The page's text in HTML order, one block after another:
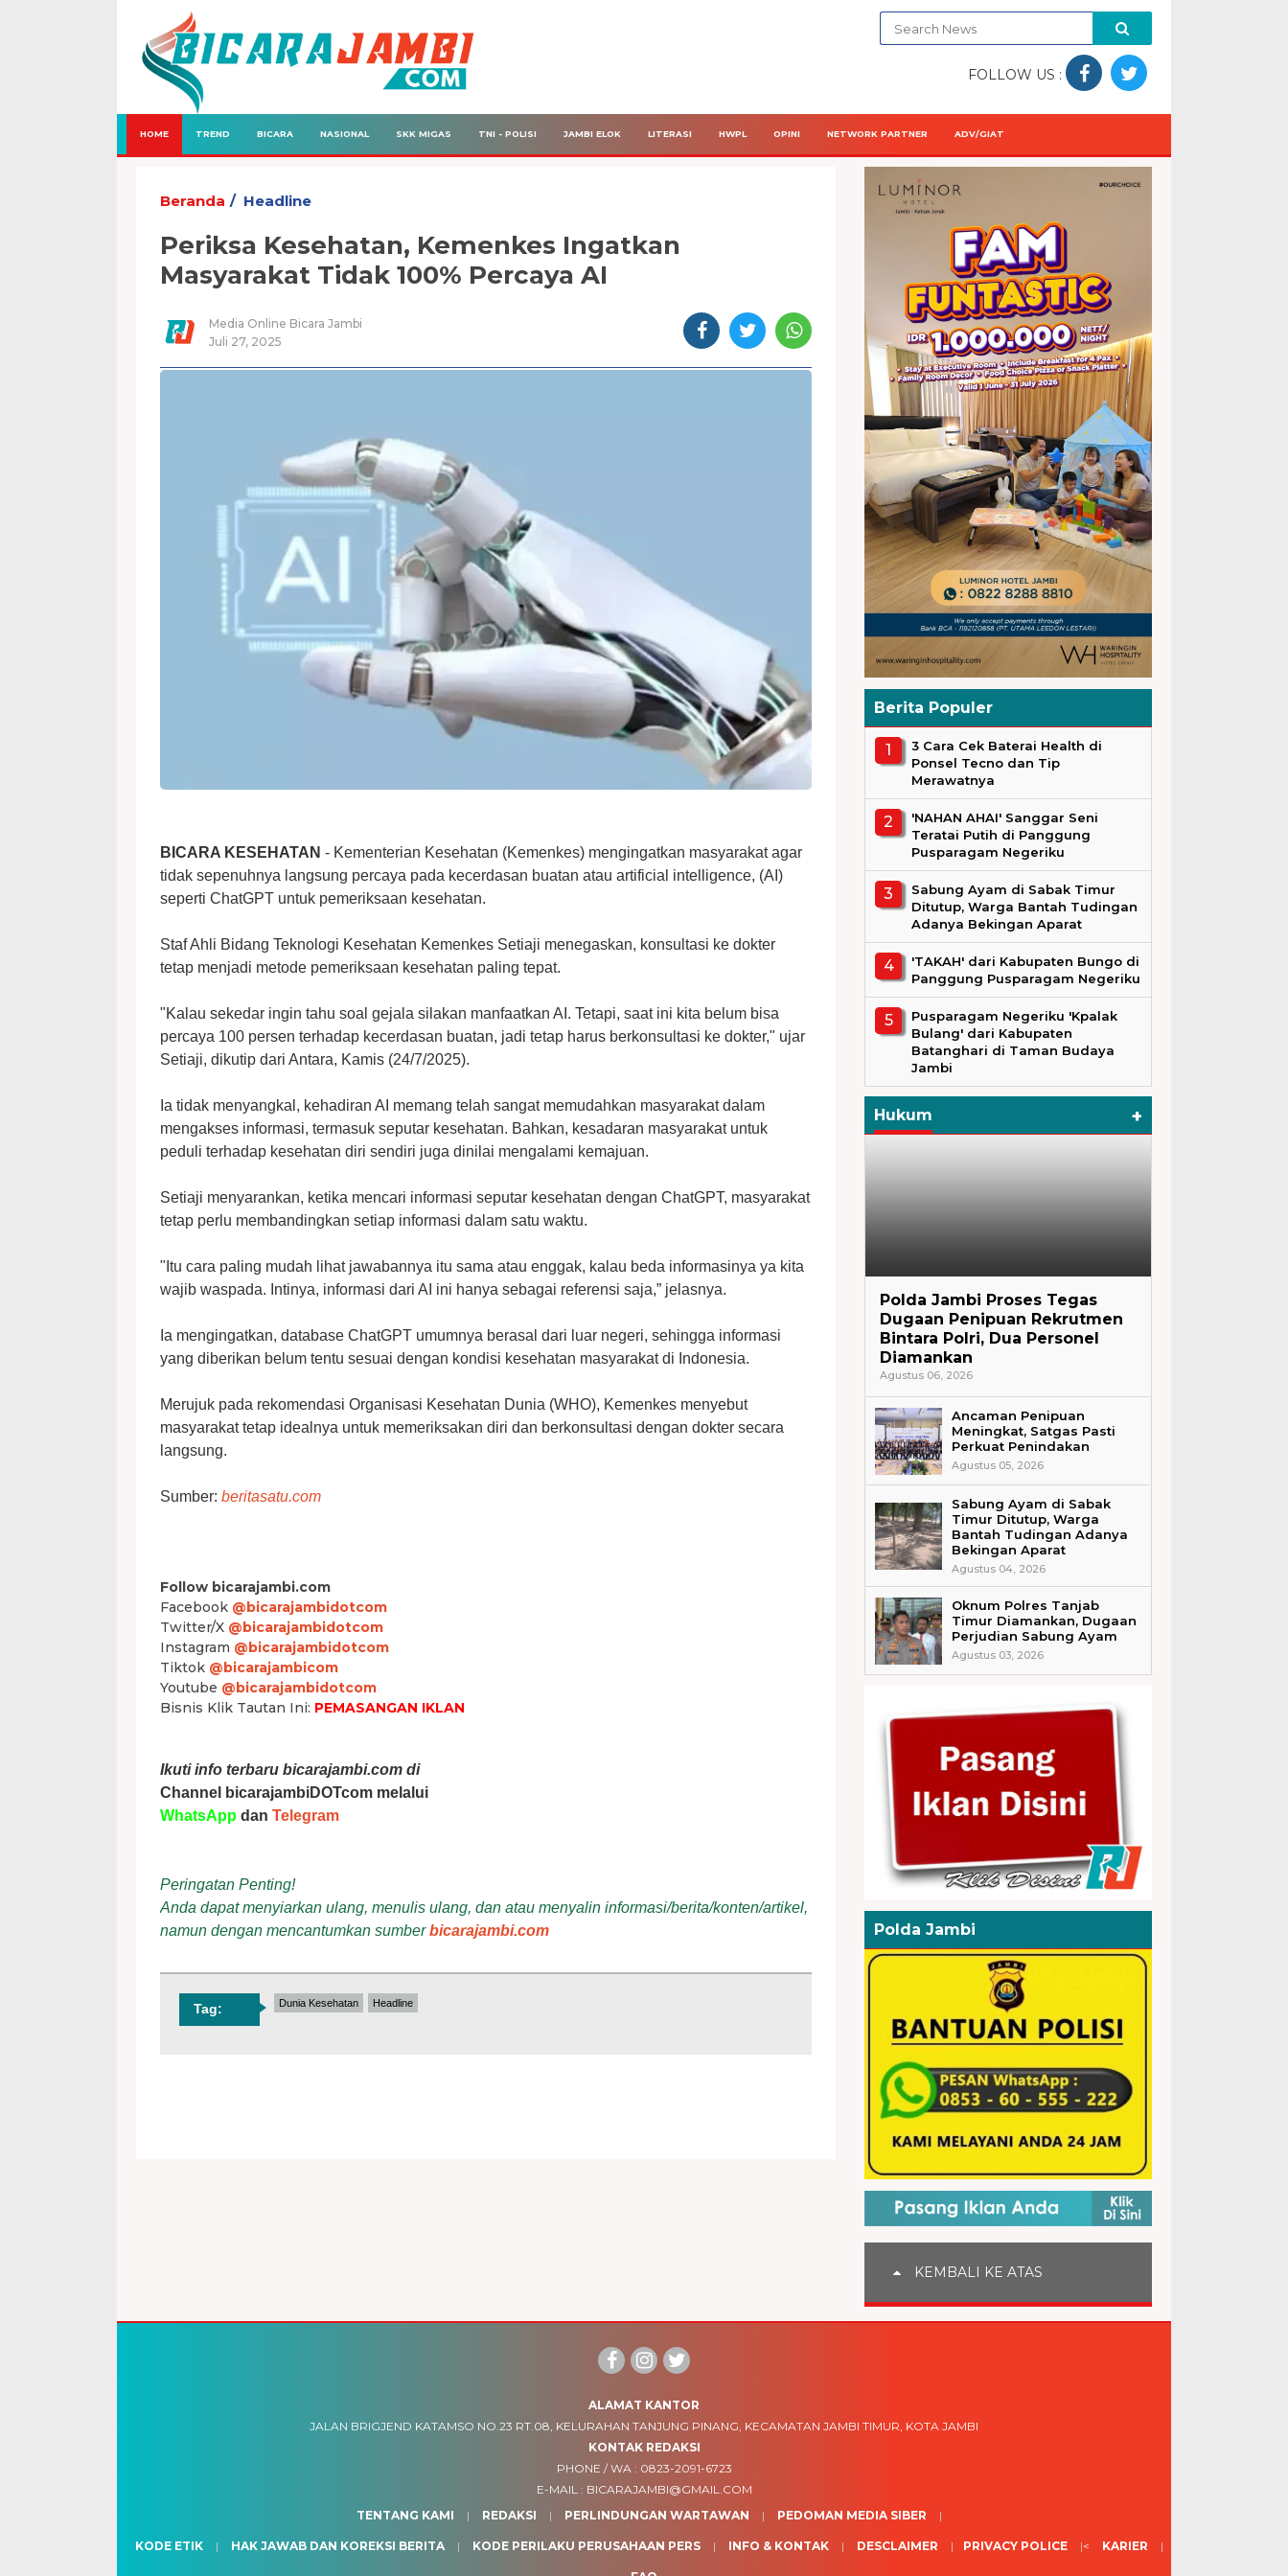
FOLLOW US :
HOME TREND BICARA NASIONAL SKK MIGAS TNI - POLISI JAMBI ELOK LITERASI HWPL OPINI NETWORK PARTNER ADV/GIAT
Beranda Headline
Periksa Kesehatan, Kemenkes Ingatkan
Masyarakat Tidak 100% Percaya AI
Media Online Bicara Jambi
Juli 27, 2025
BICARA KESEHATAN - Kementerian Kesehatan (Kemenkes) mengingatkan masyarakat agar
tidak sepenuhnya langsung percaya pada kecerdasan buatan atau artificial intelligence, (AI)
seperti ChatGPT untuk pemeriksaan kesehatan.
Staf Ahli Bidang Teknologi Kesehatan Kemenkes Setiaji menegaskan, konsultasi ke dokter
tetap menjadi metode pemeriksaan kesehatan paling tepat.
"Kalau sekedar ingin tahu soal gejala silakan manfaatkan AI. Tetapi, saat ini kita belum bisa
percaya 100 persen terhadap kecerdasan buatan, jadi tetap harus berkonsultasi ke dokter," ujar
Setiaji, dikutip dari Antara, Kamis (24/7/2025).
Ia tidak menyangkal, kehadiran AI memang telah sangat memudahkan masyarakat dalam
mengakses informasi, termasuk seputar kesehatan. Bahkan, kesadaran masyarakat untuk
peduli terhadap kesehatan diri sendiri juga dinilai mengalami kemajuan.
Setiaji menyarankan, ketika mencari informasi seputar kesehatan dengan ChatGPT, masyarakat
tetap perlu membandingkan setiap informasi dalam satu waktu.
"Itu cara paling mudah lihat jawabannya itu sama atau enggak, kalau beda informasinya ya kita
wajib waspada. Intinya, informasi dari AI ini hanya sebagai referensi saja,” jelasnya.
Ia mengingatkan, database ChatGPT umumnya berasal dari luar negeri, sehingga informasi
yang diberikan belum tentu sesuai dengan kondisi kesehatan masyarakat di Indonesia.
Merujuk pada rekomendasi Organisasi Kesehatan Dunia (WHO), Kemenkes menyebut
masyarakat tetap idealnya untuk memeriksakan diri dan berkonsultasi dengan dokter secara
langsung.
Sumber: beritasatu.com
Follow bicarajambi.com
Facebook @bicarajambidotcom
Twitter/X @bicarajambidotcom
Instagram @bicarajambidotcom
Tiktok @bicarajambicom
Youtube @bicarajambidotcom
Bisnis Klik Tautan Ini: PEMASANGAN IKLAN
Ikuti info terbaru bicarajambi.com di
Channel bicarajambiDOTcom melalui
WhatsApp dan Telegram
Peringatan Penting!
Anda dapat menyiarkan ulang, menulis ulang, dan atau menyalin informasi/berita/konten/artikel,
namun dengan mencantumkan sumberbicarajambi.com
Tag: Dunia Kesehatan Headline
Berita Populer
3 Cara Cek Baterai Health di
Ponsel Tecno dan Tip
Merawatnya
'NAHAN AHAI' Sanggar Seni
Teratai Putih di Panggung
Pusparagam Negeriku
Sabung Ayam di Sabak Timur
Ditutup, Warga Bantah Tudingan
Adanya Bekingan Aparat
'TAKAH' dari Kabupaten Bungo di
Panggung Pusparagam Negeriku
Pusparagam Negeriku 'Kpalak
Bulang' dari Kabupaten
Batanghari di Taman Budaya
Jambi
Hukum +
Polda Jambi Proses Tegas
Dugaan Penipuan Rekrutmen
Bintara Polri, Dua Personel
Diamankan
Agustus 06, 2026
Ancaman Penipuan
Meningkat, Satgas Pasti
Perkuat Penindakan
Agustus 05, 2026
Sabung Ayam di Sabak
Timur Ditutup, Warga
Bantah Tudingan Adanya
Bekingan Aparat
Agustus 04, 2026
Oknum Polres Tanjab
Timur Diamankan, Dugaan
Perjudian Sabung Ayam
Agustus 03, 2026
Polda Jambi
KEMBALI KE ATAS
ALAMAT KANTOR
JALAN BRIGJEND KATAMSO NO.23 RT.08, KELURAHAN TANJUNG PINANG, KECAMATAN JAMBI TIMUR, KOTA JAMBI
KONTAK REDAKSI
PHONE / WA : 0823-2091-6723
E-MAIL : BICARAJAMBI@GMAIL.COM
TENTANG KAMI
REDAKSI PERLINDUNGAN WARTAWAN PEDOMAN MEDIA SIBER
KODE ETIK HAK JAWAB DAN KOREKSI BERITA KODE PERILAKU PERUSAHAAN PERS INFO & KONTAK DESCLAIMER PRIVACY POLICE < KARIER